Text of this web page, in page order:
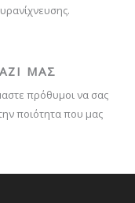
ΜΑΣ
πρόθυμοι να σας
ποιότητα που μας